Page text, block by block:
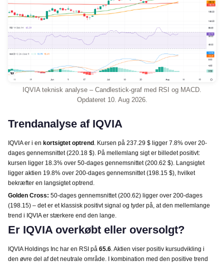
IQVIA teknisk analyse – Candlestick-graf med RSI og MACD.
Opdateret 10. Aug 2026.
Trendanalyse af IQVIA
IQVIA er i en kortsigtet optrend . Kursen på 237.29 $ ligger 7.8% over 20-
dages gennemsnittet (220.18 $). På mellemlang sigt er billedet positivt:
kursen ligger 18.3% over 50-dages gennemsnittet (200.62 $). Langsigtet
ligger aktien 19.8% over 200-dages gennemsnittet (198.15 $), hvilket
bekræfter en langsigtet optrend.
Golden Cross: 50-dages gennemsnittet (200.62) ligger over 200-dages
(198.15) – det er et klassisk positivt signal og tyder på, at den mellemlange
trend i IQVIA er stærkere end den lange.
Er IQVIA overkøbt eller oversolgt?
IQVIA Holdings Inc har en RSI på 65.6 . Aktien viser positiv kursudvikling i
den øvre del af det neutrale område. I kombination med den positive trend